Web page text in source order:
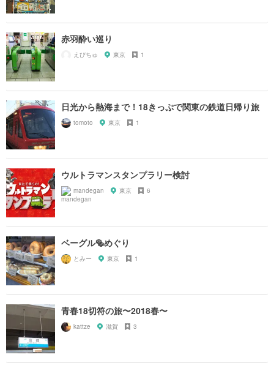
赤羽酔い巡り
えびちゅ 東京 1
日光から熱海まで！18きっぷで関東の鉄道日帰り旅
tomoto 東京 1
ウルトラマンスタンプラリー検討
mandegan 東京 6
ベーグル🥯めぐり
とみー 東京 1
青春18切符の旅〜2018春〜
kattze 滋賀 3